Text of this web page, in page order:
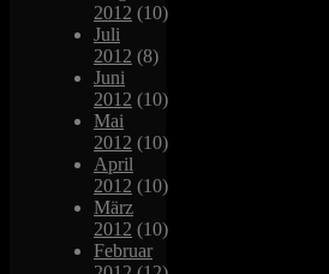
2012 (10)
Juli
2012 (8)
Juni
2012 (10)
Mai
2012 (10)
April
2012 (10)
März
2012 (10)
Februar